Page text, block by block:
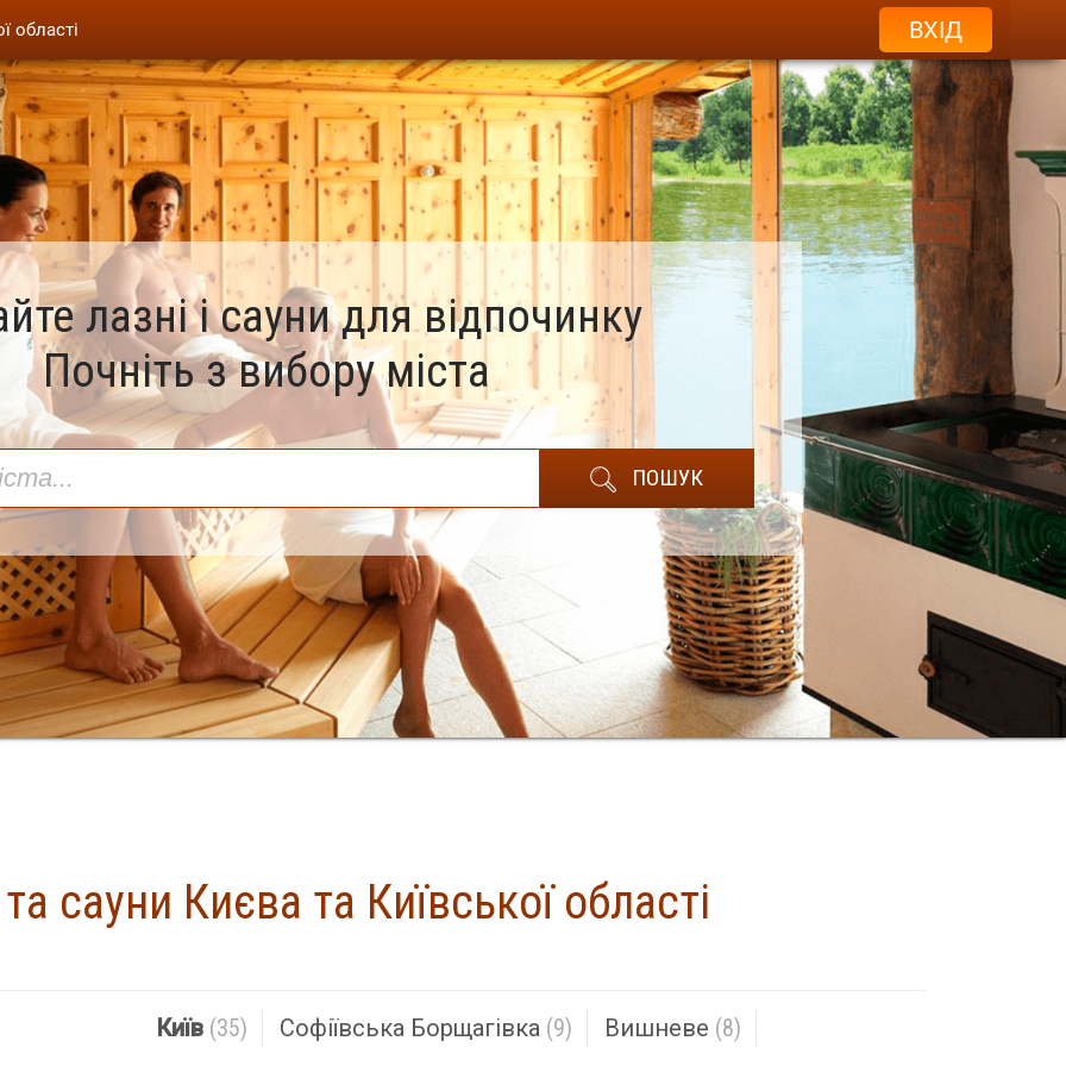
області ВХІД
лазні і сауни для відпочинку
Почніть з вибору міста
ПОШУК
Знайдено
не знайдено. Спробуйте ввести інше місто
та сауни Києва та Київської області
Київ (35) Софіївська Борщагівка (9) Вишневе (8)